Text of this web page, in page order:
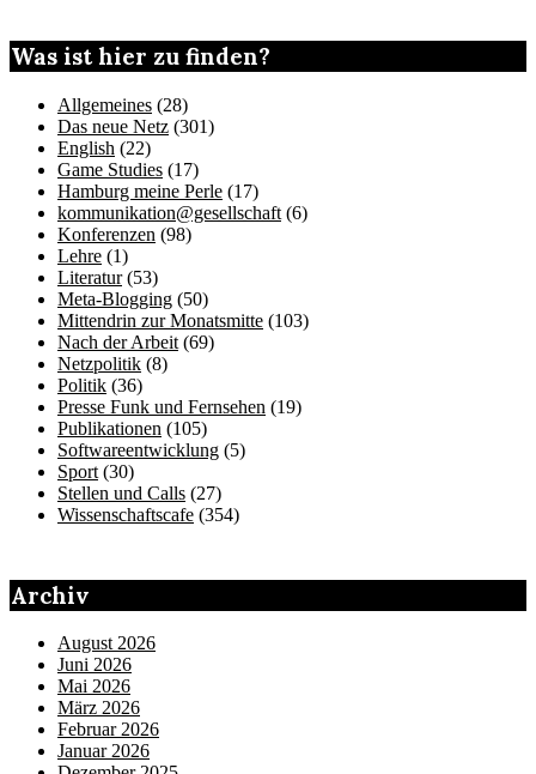
Was ist hier zu finden?
Allgemeines (28)
Das neue Netz (301)
English (22)
Game Studies (17)
Hamburg meine Perle (17)
kommunikation@gesellschaft (6)
Konferenzen (98)
Lehre (1)
Literatur(53)
Meta-Blogging (50)
Mittendrin zur Monatsmitte (103)
Nach der Arbeit (69)
Netzpolitik (8)
Politik (36)
Presse Funk und Fernsehen (19)
Publikationen (105)
Softwareentwicklung (5)
Sport (30)
Stellen und Calls (27)
Wissenschaftscafe (354)
Archiv
August 2026
Juni 2026
Mai 2026
März 2026
Februar 2026
Januar 2026